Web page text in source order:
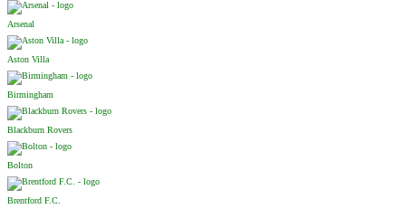
Arsenal
Aston Villa
Birmingham
Blackburn Rovers
Bolton
Brentford F.C.